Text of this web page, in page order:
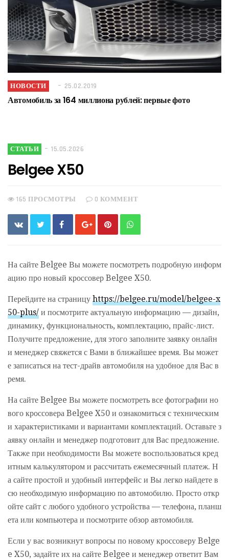
НОВОСТИ 25.02.2019
Автомобиль за 164 миллиона рублей: первые фото
СТАТЬИ 15.05.2026
Belgee X50
165 ПРОСМОТРЫ 0 КОММЕНТ
На сайте Belgee Вы можете посмотреть подробную информ
ацию про новый кроссовер Belgee X50.
Перейдите на страницу https://belgee.ru/model/belgee-x
50-plus/ и посмотрите актуальную информацию — дизайн,
динамику, функциональность, комплектацию, прайс-лист.
Получите предложение, для этого заполните заявку онлайн
и менеджер свяжется с Вами в ближайшее время. Вы может
е записаться на тест-драйв автомобиля на удобное для Вас в
ремя.
На сайте Belgee Вы можете посмотреть все фотографии но
вого кроссовера Belgee X50 и ознакомиться с техническим
и характеристиками и вариантами комплектаций. Оставьте з
аявку онлайн и менеджер подготовит для Вас предложение.
Также при необходимости Вы можете воспользоваться кред
итным калькулятором и рассчитать ежемесячный платеж. Н
а сайте простой и удобный интерфейс и Вы легко найдете в
сю необходимую информацию по автомобилю. Просто откр
ойте сайт с любого удобного устройства — телефона, планш
ета или компьютера и посмотрите обзор автомобиля.
Если у вас возникнут вопросы по новому кроссоверу Belge
e X50, задайте их на сайте Belgee и менеджер ответит Вам